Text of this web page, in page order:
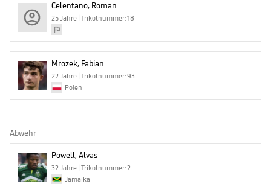
Celentano, Roman
25 Jahre | Trikotnummer: 18
Mrozek, Fabian
22 Jahre | Trikotnummer: 93
Polen
Abwehr
Powell, Alvas
32 Jahre | Trikotnummer: 2
Jamaika